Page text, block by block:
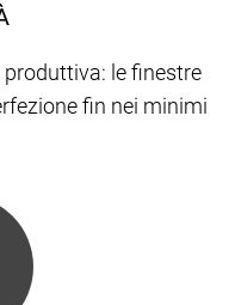
le finestre
fin nei minimi